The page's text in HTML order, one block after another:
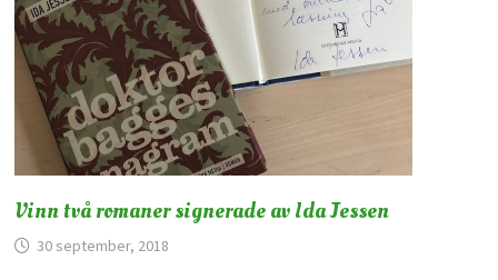
Vinn två romaner signerade av Ida Jessen
30 september, 2018